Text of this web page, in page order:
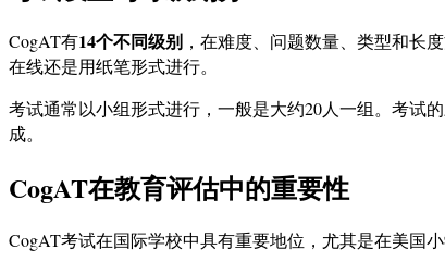
CogAT有14个不同级别 ，在难度、问题数量、类型和长
在线还是用纸笔形式进行。
考试通常以小组形式进行，一般是大约20人一组。考试
成。
CogAT在教育评估中的重要性
CogAT考试在国际学校中具有重要地位，尤其是在美国